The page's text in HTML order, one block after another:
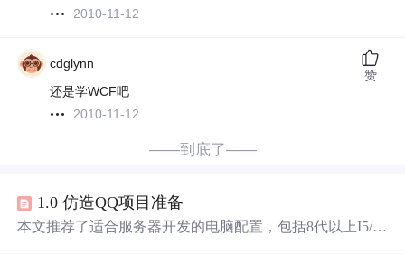
2010-11-12
cdglynn
还是学WCF吧
2010-11-12
赞
——到底了——
1.0 仿造QQ项目准备
本文推荐了适合服务器开发的电脑配置，包括8代以上I5/I7